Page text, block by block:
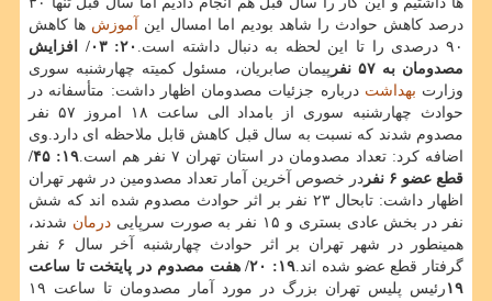
درصد كاهش حوادث را شاهد بودیم اما امسال این
آموزش ها كاهش
۹۰ درصدی را تا این لحظه به دنبال داشته است.
۲۰: ۰۳/ افزایش
مصدومان به ۵۷ نفر
پیمان صابریان، مسئول كمیته چهارشنبه سوری
وزارت بهداشت درباره جزئیات مصدومان اظهار داشت: متأسفانه در
حوادث چهارشنبه سوری از بامداد الی ساعت ۱۸ امروز ۵۷ نفر
مصدوم شدند كه نسبت به سال قبل كاهش قابل ملاحظه ای دارد.وی
اضافه كرد: تعداد مصدومان در استان تهران ۷ نفر هم است.
۱۹: ۴۵/
قطع عضو ۶ نفر
در خصوص آخرین آمار تعداد مصدومین در شهر تهران
اظهار داشت: تابحال ۲۳ نفر بر اثر حوادث مصدوم شده اند كه شش
نفر در بخش عادی بستری و ۱۵ نفر به صورت سرپایی
درمان شدند،
همینطور در شهر تهران بر اثر حوادث چهارشنبه آخر سال ۶ نفر
گرفتار قطع عضو شده اند.
۱۹: ۲۰/ هفت مصدوم در پایتخت تا ساعت
۱۹
رئیس پلیس تهران بزرگ در مورد آمار مصدومان تا ساعت ۱۹